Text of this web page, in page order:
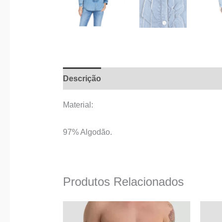
Descrição
Material:
97% Algodão.
Produtos Relacionados